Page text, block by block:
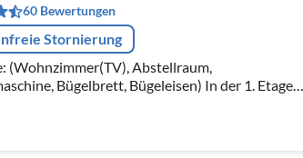
60 Bewertungen
Stornierung
(Wohnzimmer(TV), Abstellraum,
Bügelbrett, Bügeleisen) In der 1. Etage:
Kaminofen, Sitzecke),